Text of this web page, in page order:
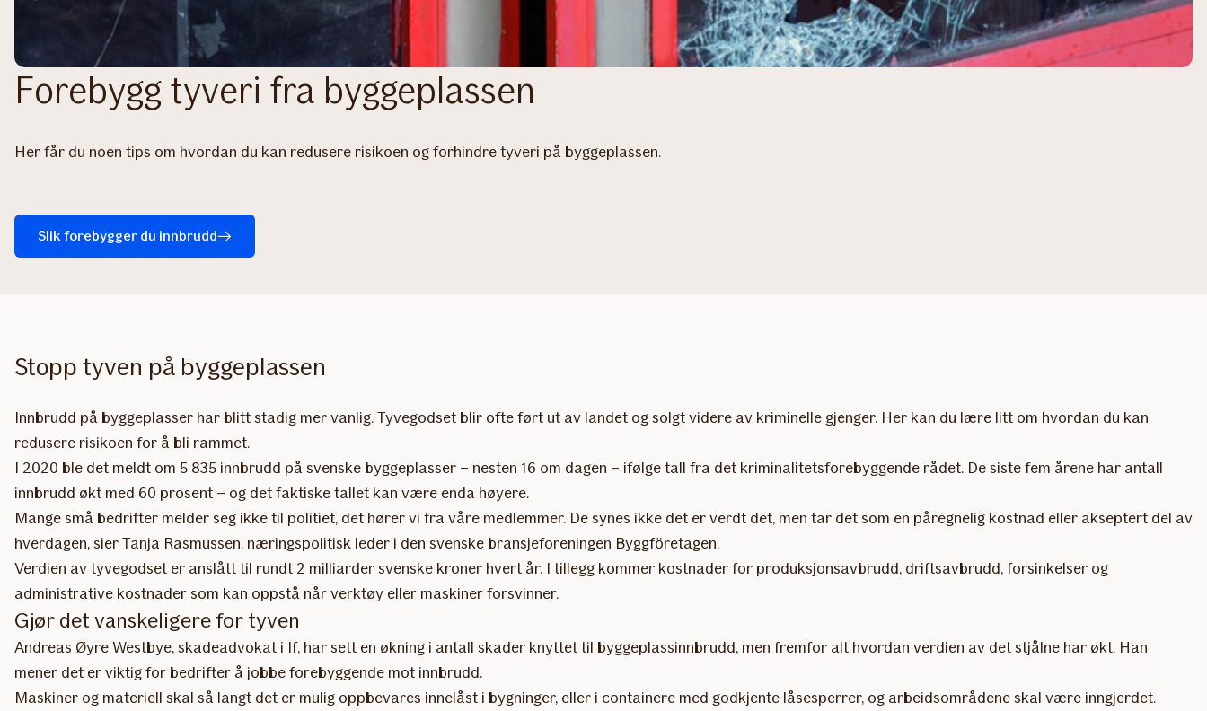
Forebygg tyveri fra byggeplassen
Her får du noen tips om hvordan du kan redusere risikoen og forhindre tyveri på byggeplassen.
Slik forebygger du innbrudd
Stopp tyven på byggeplassen
Innbrudd på byggeplasser har blitt stadig mer vanlig. Tyvegodset blir ofte ført ut av landet og solgt videre av kriminelle gjenger. Her kan du lære litt om hvordan du kan
redusere risikoen for å bli rammet.
I 2020 ble det meldt om 5 835 innbrudd på svenske byggeplasser – nesten 16 om dagen – ifølge tall fra det kriminalitetsforebyggende rådet. De siste fem årene har antall
innbrudd økt med 60 prosent – ​​og det faktiske tallet kan være enda høyere.
Mange små bedrifter melder seg ikke til politiet, det hører vi fra våre medlemmer. De synes ikke det er verdt det, men tar det som en påregnelig kostnad eller akseptert del av
hverdagen, sier Tanja Rasmussen, næringspolitisk leder i den svenske bransjeforeningen Byggföretagen.
Verdien av tyvegodset er anslått til rundt 2 milliarder svenske kroner hvert år. I tillegg kommer kostnader for produksjonsavbrudd, driftsavbrudd, forsinkelser og
administrative kostnader som kan oppstå når verktøy eller maskiner forsvinner.
Gjør det vanskeligere for tyven
Andreas Øyre Westbye, skadeadvokat i If, har sett en økning i antall skader knyttet til byggeplassinnbrudd, men fremfor alt hvordan verdien av det stjålne har økt. Han
mener det er viktig for bedrifter å jobbe forebyggende mot innbrudd.
Maskiner og materiell skal så langt det er mulig oppbevares innelåst i bygninger, eller i containere med godkjente låsesperrer, og arbeidsområdene skal være inngjerdet.